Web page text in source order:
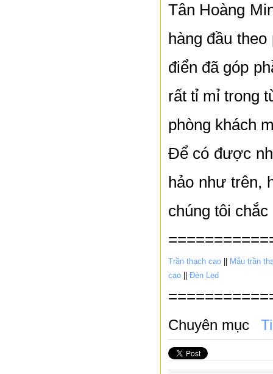
Tân Hoàng
hàng đầu
điển đã góp
rất tỉ mỉ trong
phòng khách
Để có được
hảo như trên,
chúng tôi
Trần thạch cao||
Mẫu trần
cao|| Đèn Led
Chuyên mục